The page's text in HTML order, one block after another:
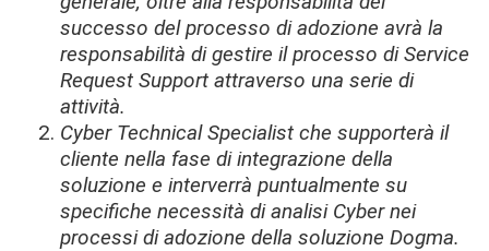
successo del processo di adozione avrà la
responsabilità di gestire il processo diService
Request Support attraverso una serie di
attività.
Cyber Technical Specialist che supporterà il
cliente nella fase di integrazione della
soluzione e interverrà puntualmente su
specifiche necessità di analisi Cyber nei
processi di adozione della soluzione Dogma.